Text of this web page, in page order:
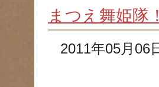
まつえ舞姫
2011年05月